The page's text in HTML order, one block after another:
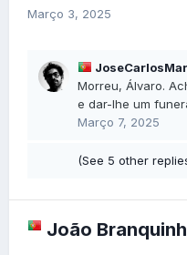
Março 3, 2025
Morreu, Álvaro.
e dar-lhe um
Março 7, 2025
(See 5 other
João